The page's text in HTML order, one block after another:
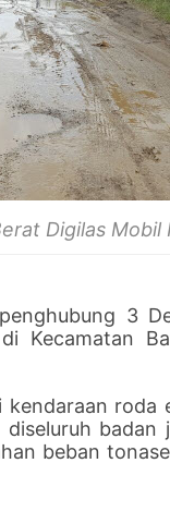
Digilas Mobil
3
Kecamatan
roda
badan
beban